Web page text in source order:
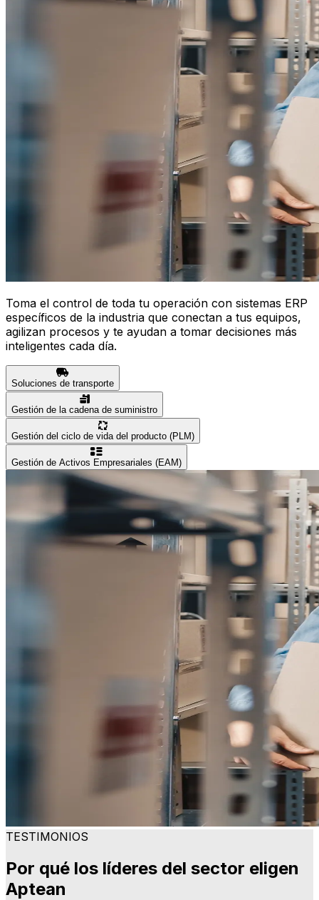
Toma el control de toda tu operación con sistemas ERP
específicos de la industria que conectan a tus equipos,
agilizan procesos y te ayudan a tomar decisiones más
inteligentes cada día.
Soluciones de transporte
Gestión de la cadena de suministro
Gestión del ciclo de vida del producto (PLM)
Gestión de Activos Empresariales (EAM)
TESTIMONIOS
Por qué los líderes del sector eligen
Aptean